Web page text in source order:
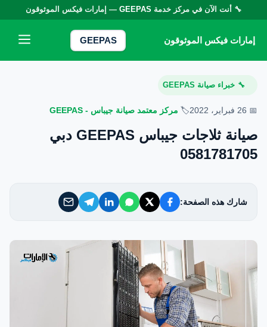
🔧 أنت الآن في مركز خدمة GEEPAS — إمارات فيكس الموثوقون
إمارات فيكس الموثوقون GEEPAS
إمارات فيكس الموثوقون
تواصل معنا
الأسئلة الشائعة
EN — English Version
🔧 خبراء صيانة GEEPAS
📅 26 فبراير، 2022 🏷️ مركز معتمد صيانة جيباس - GEEPAS
صيانة ثلاجات جيباس GEEPAS دبي
0581781705
شارك هذه الصفحة: